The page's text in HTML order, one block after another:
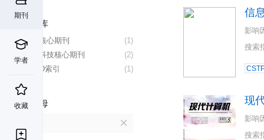
期刊
学者
收藏
数据库
(1)
北大核心期刊
(2)
中国科技核心期刊
(1)
CSCD索引
首字母
信
影响
搜索
现
影响
搜索